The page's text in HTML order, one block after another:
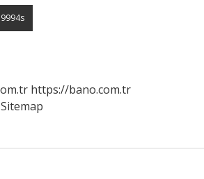
https://bano.com.tr
Sitemap